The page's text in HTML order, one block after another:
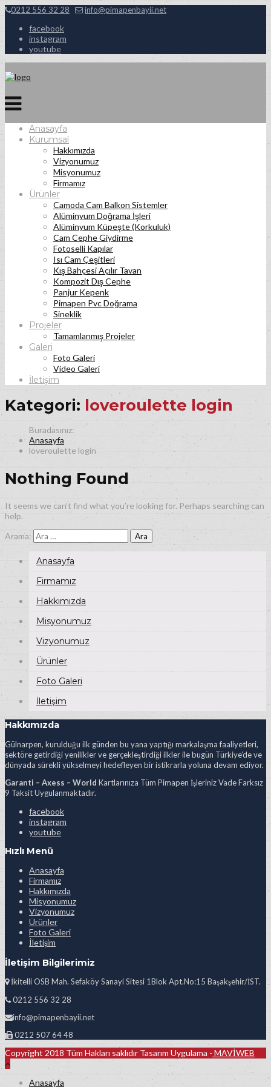
0212 556 32 28 info@pimapenbayii.net
facebook
instagram
youtube
Anasayfa
Kurumsal
Hakkımızda
Vizyonumuz
Misyonumuz
Firmamız
Ürünler
Camoda Cam Balkon Sistemler
Alüminyum Doğrama İşleri
Alüminyum Küpeşte (Korkuluk)
Cam Cephe Giydirme
Fotoselli Kapılar
Isı Cam Çeşitleri
Kış Bahçesi Açılır Tavan
Kompozit Dış Cephe
Panjur Kepenk
Pimapen Pvc Doğrama
Sineklik
Projeler
Tamamlanmış Projeler
Galeri
Foto Galeri
Video Galeri
İletişim
Kategori: loveroulette login
Anasayfa
loveroulette login
Nothing Found
It seems we can’t find what you’re looking for. Perhaps searching can
help.
Arama:
Anasayfa
Firmamız
Hakkımızda
Misyonumuz
Vizyonumuz
Ürünler
Foto Galeri
İletişim
Hakkımızda
Gülnarpen, kurulduğu ilk günden bu yana yaptığı markalaşma faaliyetleri,
sektöre getirdiği yenilikler ve gerçekleştirdiği ilkler ile bugün Türkiye’de ve
dünyada sürekli yükselmeyi hedefleyen bir istikrarla yoluna devam ediyor.
Garanti – Axess – World Kartlarınıza Tüm Pimapen İşleriniz Vade Farksız
9 Taksit Uygulanmaktadır.
facebook
instagram
youtube
Hızlı Menü
Anasayfa
Firmamız
Hakkımızda
Misyonumuz
Vizyonumuz
Ürünler
Foto Galeri
İletişim
İletişim Bilgilerimiz
İkitelli OSB Mah. Sefaköy Sanayi Sitesi 1Blok Apt.No:15 Başakşehir/İST.
0212 556 32 28
info@pimapenbayii.net
0212 507 64 48
Copyright 2018 Tüm Hakları saklıdır Tasarım Uygulama - MAVİWEB
Anasayfa